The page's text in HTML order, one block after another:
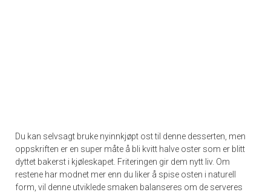
Du kan selvsagt bruke nyinnkjøpt ost til denne desserten, men
oppskriften er en super måte å bli kvitt halve oster som er blitt
dyttet bakerst i kjøleskapet. Friteringen gir dem nytt liv. Om
restene har modnet mer enn du liker å spise osten i naturell
form, vil denne utviklede smaken balanseres om de serveres